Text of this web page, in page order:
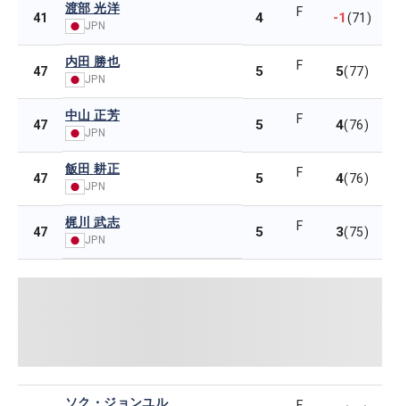
41
渡部 光洋
JPN 4 F -1(71)
47
内田 勝也
JPN 5 F 5(77)
47
中山 正芳
JPN 5 F 4(76)
47
飯田 耕正
JPN 5 F 4(76)
47
梶川 武志
JPN 5 F 3(75)
ソク・ジョンユル